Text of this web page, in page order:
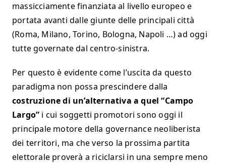
massicciamente finanziata al livello europeo e
portata avanti dalle giunte delle principali città
(Roma, Milano, Torino, Bologna, Napoli …) ad oggi
tutte governate dal centro-sinistra.
Per questo è evidente come l’uscita da questo
paradigma non possa prescindere dalla
costruzione di un’alternativa a quel “Campo
Largo” i cui soggetti promotori sono oggi il
principale motore della governance neoliberista
dei territori, ma che verso la prossima partita
elettorale proverà a riciclarsi in una sempre meno